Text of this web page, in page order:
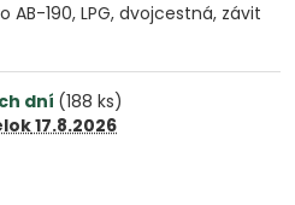
AB-190, LPG, dvojcestná, závit
dní (188 ks)
17.8.2026